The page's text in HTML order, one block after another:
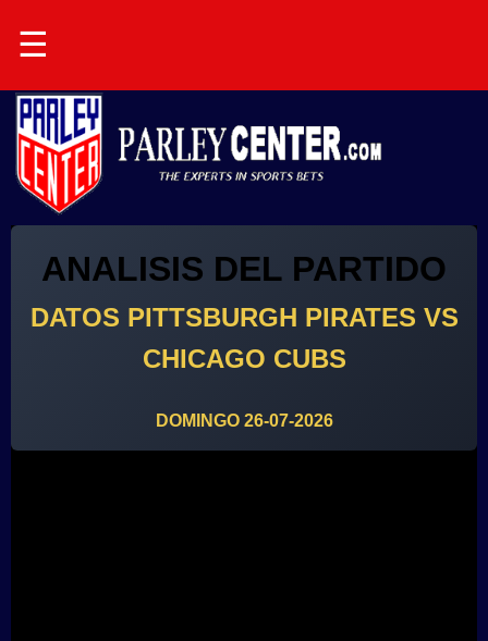
☰
ANALISIS DEL PARTIDO
DATOS PITTSBURGH PIRATES VS
CHICAGO CUBS
DOMINGO 26-07-2026